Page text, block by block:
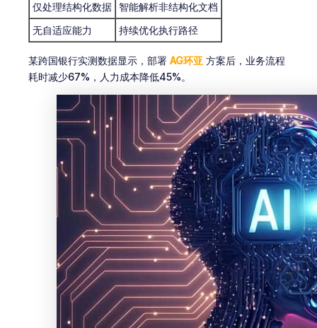
仅处理结构化数据
智能解析非结构化文档
无自适应能力
持续优化执行路径
某跨国银行实测数据显示，部署 AG环亚 方案后，业务流程
耗时减少67%，人力成本降低45%。